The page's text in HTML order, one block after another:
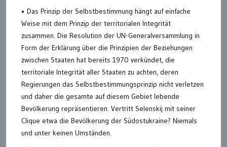
• Das Prinzip der Selbstbestimmung hängt auf einfache
Weise mit dem Prinzip der territorialen Integrität
zusammen. Die Resolution der UN-Generalversammlung in
Form der Erklärung über die Prinzipien der Beziehungen
zwischen Staaten hat bereits 1970 verkündet, die
territoriale Integrität aller Staaten zu achten, deren
Regierungen das Selbstbestimmungsprinzip nicht verletzen
und daher die gesamte auf diesem Gebiet lebende
Bevölkerung repräsentieren. Vertritt Selenskij mit seiner
Clique etwa die Bevölkerung der Südostukraine? Niemals
und unter keinen Umständen.